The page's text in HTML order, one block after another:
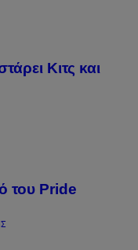
Κιτς και
του Pride